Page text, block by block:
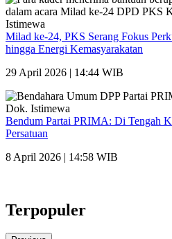
Milad ke-24, PKS Serang Fokus
hingga Energi Kemasyarakatan
29 April 2026 | 14:44 WIB
Bendum Partai PRIMA: Di Tengah
Persatuan
8 April 2026 | 14:58 WIB
Terpopuler